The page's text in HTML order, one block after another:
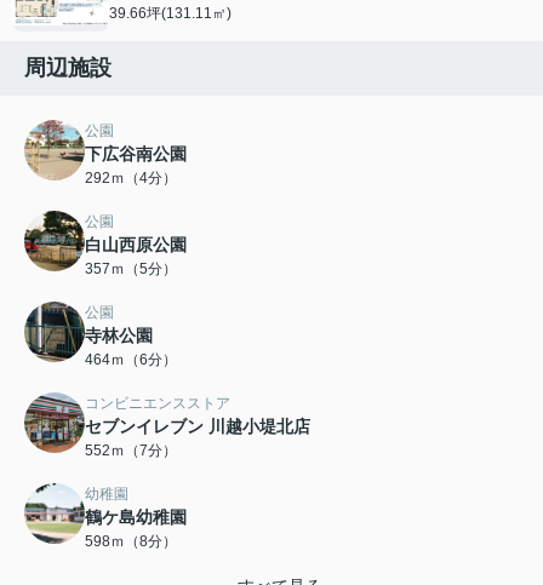
39.66坪(131.11㎡)
周辺施設
公園
下広谷南公園
292ｍ（4分）
公園
白山西原公園
357ｍ（5分）
公園
寺林公園
464ｍ（6分）
コンビニエンスストア
セブンイレブン 川越小堤北店
552ｍ（7分）
幼稚園
鶴ケ島幼稚園
598ｍ（8分）